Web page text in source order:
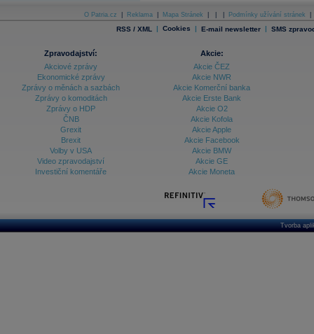
O Patria.cz Reklama Mapa Stránek Podmínky užívání stránek
RSS / XML | Cookies | E-mail newsletter | SMS
Zpravodajství:
Akciové zprávy
Ekonomické zprávy
Zprávy o měnách a sazbách
Zprávy o komoditách
Zprávy o HDP
ČNB
Grexit
Brexit
Volby v USA
Video zpravodajství
Investiční komentáře
Akcie:
Akcie ČEZ
Akcie NWR
Akcie Komerční banka
Akcie Erste Bank
Akcie O2
Akcie Kofola
Akcie Apple
Akcie Facebook
Akcie BMW
Akcie GE
Akcie Moneta
Tvorba